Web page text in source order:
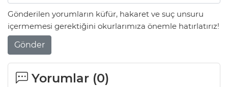
Gönderilen yorumların küfür, hakaret ve suç unsuru
içermemesi gerektiğini okurlarımıza önemle hatırlatırız!
Gönder
Yorumlar (0)